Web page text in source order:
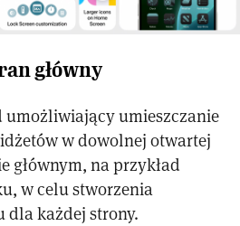
główny
umożliwiający umieszczanie
w dowolnej otwartej
głównym, na przykład
w celu stworzenia
dla każdej strony.